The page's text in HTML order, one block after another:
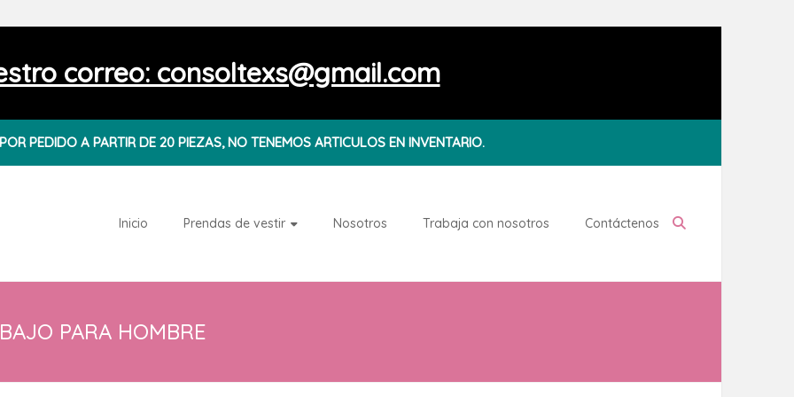
correo: consoltexs@gmail.com
PEDIDO A PARTIR DE 20 PIEZAS, NO TENEMOS ARTICULOS EN INVENTARIO.
Inicio Prendas de vestir Nosotros Trabaja con nosotros Contáctenos
PARA HOMBRE